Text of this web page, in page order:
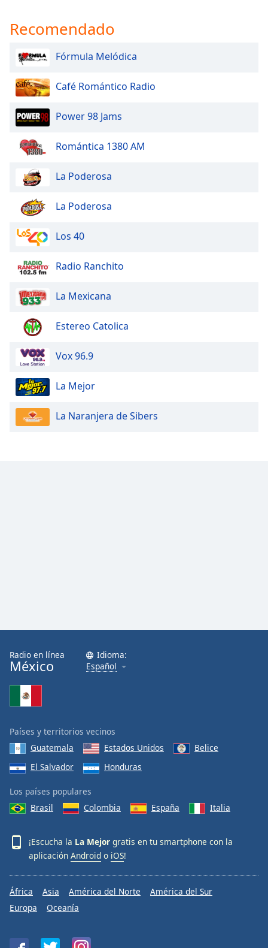
Recomendado
Fórmula Melódica
Café Romántico Radio
Power 98 Jams
Romántica 1380 AM
La Poderosa
La Poderosa
Los 40
Radio Ranchito
La Mexicana
Estereo Catolica
Vox 96.9
La Mejor
La Naranjera de Sibers
Radio en línea
México
Idioma:
Español
Países y territorios vecinos
Guatemala
Estados Unidos
Belice
El Salvador
Honduras
Los países populares
Brasil
Colombia España Italia
¡Escucha la La Mejor gratis en tu smartphone con la
aplicación Android o iOS!
África Asia América del Norte
América del Sur
Europa
Oceanía